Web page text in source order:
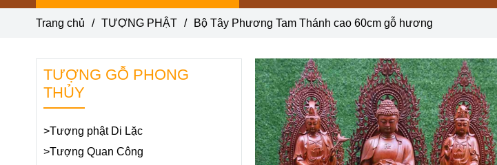
Trang chủ / TƯỢNG PHẬT / Bộ Tây Phương Tam Thánh cao 60cm gỗ hương
TƯỢNG GỖ PHONG
THỦY
>Tượng phật Di Lặc
>Tượng Quan Công